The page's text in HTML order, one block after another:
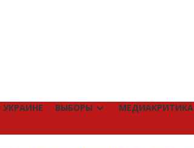
ВЫБОРЫ МЕДИАКРИТИКА